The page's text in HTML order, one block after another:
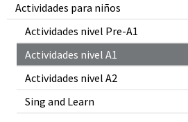
Actividades para niños
Actividades nivel Pre-A1
Actividades nivel A1
Actividades nivel A2
Sing and Learn